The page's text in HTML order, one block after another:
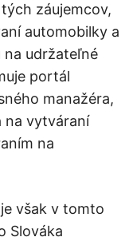
záujemcov,
automobilky a
na udržateľné
portál
manažéra,
na vytváraní
na
však v tomto
Slováka